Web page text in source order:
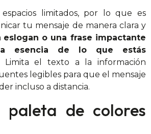
limitados, por lo que es
tu mensaje de manera clara y
eslogan o una frase impactante
esencia de lo que estás
Limita el texto a la información
legibles para que el mensaje
incluso a distancia.
paleta de colores